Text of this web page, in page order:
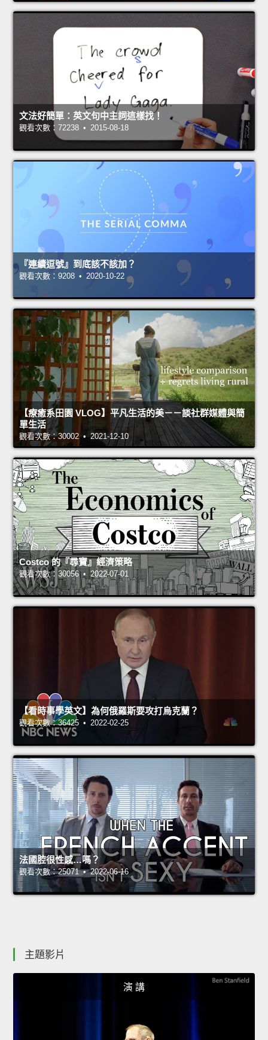
文法好簡單：英文句中主詞這樣找！
觀看次數：72238 • 2015-08-18
『連續逗號』到底該不該加？
觀看次數：9208 • 2020-10-22
【療癒系田園 VLOG】平凡生活的美－－談社群媒體與簡
單生活
觀看次數：30002 • 2021-12-10
Costco 的『尋寶』經濟策略
觀看次數：30056 • 2022-07-01
【看時事學英文】為何俄羅斯要攻打烏克蘭？
觀看次數：36425 • 2022-02-25
法國腔很性感…嗎？
觀看次數：25071 • 2022-06-16
主題影片
演 講